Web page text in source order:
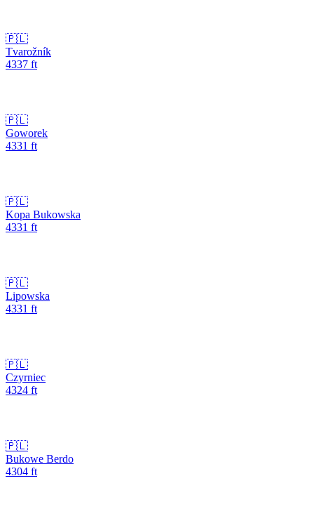
🇵🇱
Tvarožník
4337 ft
🇵🇱
Goworek
4331 ft
🇵🇱
Kopa Bukowska
4331 ft
🇵🇱
Lipowska
4331 ft
🇵🇱
Czyrniec
4324 ft
🇵🇱
Bukowe Berdo
4304 ft